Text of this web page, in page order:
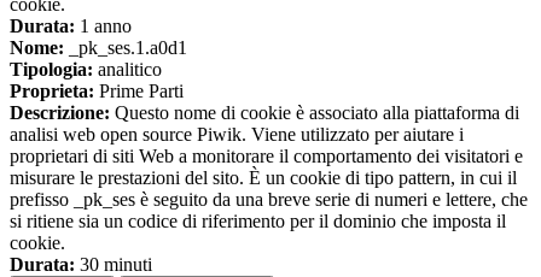
cookie.
Durata: 1 anno
Nome: _pk_ses.1.a0d1
Tipologia: analitico
Proprieta: Prime Parti
Descrizione: Questo nome di cookie è associato alla piattaforma di
analisi web open source Piwik. Viene utilizzato per aiutare i
proprietari di siti Web a monitorare il comportamento dei visitatori e
misurare le prestazioni del sito. È un cookie di tipo pattern, in cui il
prefisso _pk_ses è seguito da una breve serie di numeri e lettere, che
si ritiene sia un codice di riferimento per il dominio che imposta il
cookie.
Durata: 30 minuti